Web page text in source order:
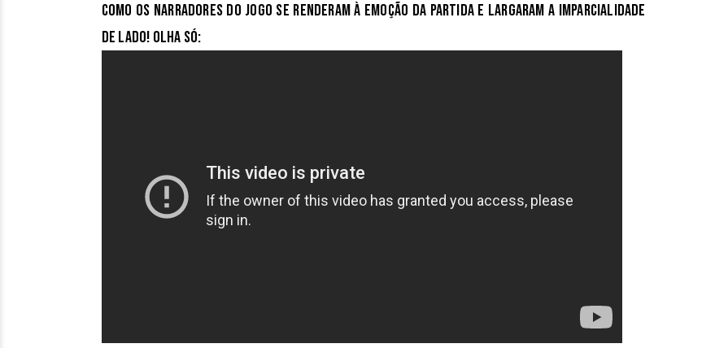
como os narradores do jogo se renderam à emoção da partida e largaram a imparcialidade
de lado! Olha só: